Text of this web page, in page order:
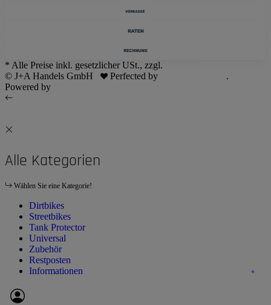
* Alle Preise inkl. gesetzlicher USt., zzgl.
© J+A Handels GmbH
Perfected by
.
Powered by
Alle Kategorien
Wählen Sie eine Kategorie!
Dirtbikes
Streetbikes
Tank Protector
Universal
Zubehör
Restposten
Informationen